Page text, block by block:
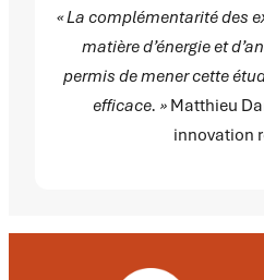
« La complémentarité des
matière d’énergie et
permis de mener cette
efficace. » Matthieu
innovation